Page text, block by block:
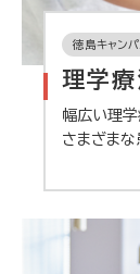
徳島キャンパ
理学
幅広い理
さまざまな